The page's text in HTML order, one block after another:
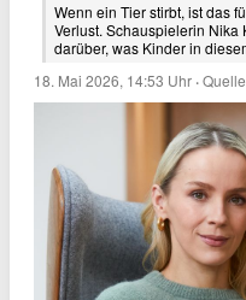
Wenn ein Tier stirbt, ist das
Verlust. Schauspielerin Nika
darüber, was Kinder in
18. Mai 2026, 14:53 Uhr ·